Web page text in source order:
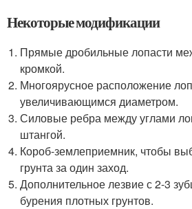
Некоторые модификации
Прямые дробильные лопасти
кромкой.
Многоярусное расположение
увеличивающимся диаметром.
Силовые ребра между углами
штангой.
Короб-землеприемник, чтобы
грунта за один заход.
Дополнительное лезвие с 2-3
бурения плотных грунтов.